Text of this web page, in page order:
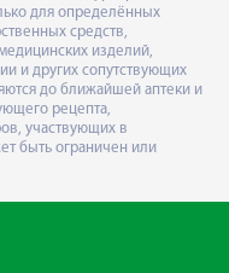
для определённых
средств,
изделий,
и других сопутствующих
до ближайшей аптеки и
рецепта,
участвующих в
быть ограничен или